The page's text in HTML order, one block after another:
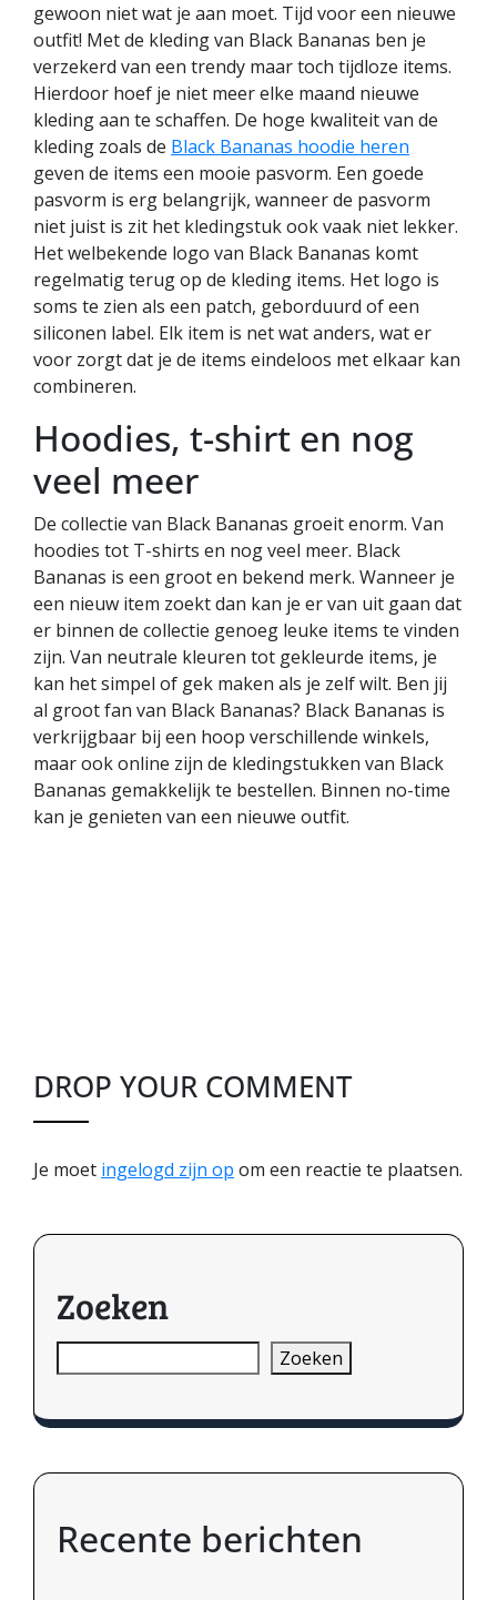
gewoon niet wat je aan moet. Tijd voor een nieuwe
outfit! Met de kleding van Black Bananas ben je
verzekerd van een trendy maar toch tijdloze items.
Hierdoor hoef je niet meer elke maand nieuwe
kleding aan te schaffen. De hoge kwaliteit van de
kleding zoals de Black Bananas hoodie heren
geven de items een mooie pasvorm. Een goede
pasvorm is erg belangrijk, wanneer de pasvorm
niet juist is zit het kledingstuk ook vaak niet lekker.
Het welbekende logo van Black Bananas komt
regelmatig terug op de kleding items. Het logo is
soms te zien als een patch, geborduurd of een
siliconen label. Elk item is net wat anders, wat er
voor zorgt dat je de items eindeloos met elkaar kan
combineren.
Hoodies, t-shirt en nog
veel meer
De collectie van Black Bananas groeit enorm. Van
hoodies tot T-shirts en nog veel meer. Black
Bananas is een groot en bekend merk. Wanneer je
een nieuw item zoekt dan kan je er van uit gaan dat
er binnen de collectie genoeg leuke items te vinden
zijn. Van neutrale kleuren tot gekleurde items, je
kan het simpel of gek maken als je zelf wilt. Ben jij
al groot fan van Black Bananas? Black Bananas is
verkrijgbaar bij een hoop verschillende winkels,
maar ook online zijn de kledingstukken van Black
Bananas gemakkelijk te bestellen. Binnen no-time
kan je genieten van een nieuwe outfit.
DROP YOUR COMMENT
Je moet ingelogd zijn op om een reactie te plaatsen.
Zoeken
Zoeken
Recente berichten